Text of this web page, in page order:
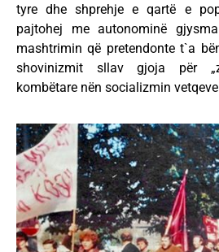
tyre dhe shprehje e qartë e
pajtohej me autonominë
mashtrimin që pretendonte t`a
shovinizmit sllav gjoja për
kombëtare nën socializmin